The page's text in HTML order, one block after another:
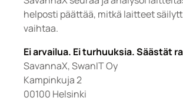
helposti päättää, mitkä laitteet
vaihtaa.
Ei arvailua. Ei turhuuksia. Säästät
SavannaX, SwanIT Oy
Kampinkuja 2
00100 Helsinki